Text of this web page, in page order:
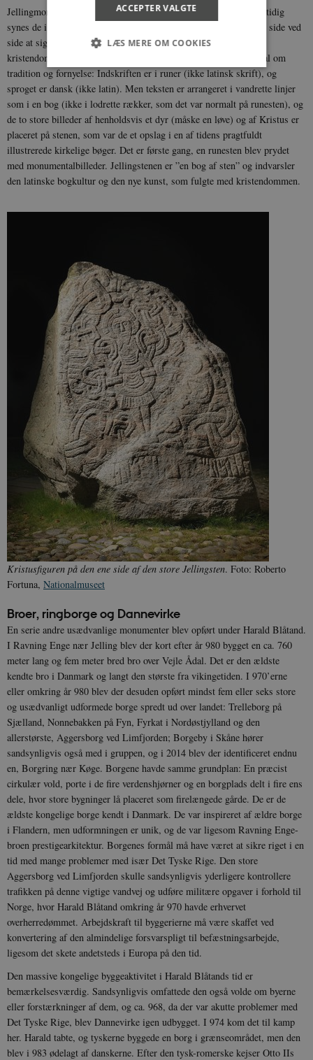
Jellingmonumenterne signalerer et nyt syn på kongemagten. Samtidig
synes de i den sidste udformning med hedenske og kristne anlæg side ved
side at signalere et politisk budskab om glidende overgang til
kristendommen. Den store runesten giver et særlig markant signal om
tradition og fornyelse: Indskriften er i runer (ikke latinsk skrift), og
sproget er dansk (ikke latin). Men teksten er arrangeret i vandrette linjer
som i en bog (ikke i lodrette rækker, som det var normalt på runesten), og
de to store billeder af henholdsvis et dyr (måske en løve) og af Kristus er
placeret på stenen, som var de et opslag i en af tidens pragtfuldt
illustrerede kirkelige bøger. Det er første gang, en runesten blev prydet
med monumentalbilleder. Jellingstenen er ”en bog af sten” og indvarsler
den latinske bogkultur og den nye kunst, som fulgte med kristendommen.
Kristusfiguren på den ene side af den store Jellingsten. Foto: Roberto
Fortuna, Nationalmuseet
Broer, ringborge og Dannevirke
En serie andre usædvanlige monumenter blev opført under Harald Blåtand.
I Ravning Enge nær Jelling blev der kort efter år 980 bygget en ca. 760
meter lang og fem meter bred bro over Vejle Ådal. Det er den ældste
kendte bro i Danmark og langt den største fra vikingetiden. I 970’erne
eller omkring år 980 blev der desuden opført mindst fem eller seks store
og usædvanligt udformede borge spredt ud over landet: Trelleborg på
Sjælland, Nonnebakken på Fyn, Fyrkat i Nordøstjylland og den
allerstørste, Aggersborg ved Limfjorden; Borgeby i Skåne hører
sandsynligvis også med i gruppen, og i 2014 blev der identificeret endnu
en, Borgring nær Køge. Borgene havde samme grundplan: En præcist
cirkulær vold, porte i de fire verdenshjørner og en borgplads delt i fire ens
dele, hvor store bygninger lå placeret som firelængede gårde. De er de
ældste kongelige borge kendt i Danmark. De var inspireret af ældre borge
i Flandern, men udformningen er unik, og de var ligesom Ravning Enge-
broen prestigearkitektur. Borgenes formål må have været at sikre riget i en
tid med mange problemer med især Det Tyske Rige. Den store
Aggersborg ved Limfjorden skulle sandsynligvis yderligere kontrollere
trafikken på denne vigtige vandvej og udføre militære opgaver i forhold til
Norge, hvor Harald Blåtand omkring år 970 havde erhvervet
overherredømmet. Arbejdskraft til byggerierne må være skaffet ved
konvertering af den almindelige forsvarspligt til befæstningsarbejde,
ligesom det skete andetsteds i Europa på den tid.
Den massive kongelige byggeaktivitet i Harald Blåtands tid er
bemærkelsesværdig. Sandsynligvis omfattede den også volde om byerne
eller forstærkninger af dem, og ca. 968, da der var akutte problemer med
Det Tyske Rige, blev Dannevirke igen udbygget. I 974 kom det til kamp
her. Harald tabte, og tyskerne byggede en borg i grænseområdet, men den
blev i 983 ødelagt af danskerne. Efter den tysk-romerske kejser Otto IIs
ACCEPTER VALGTE
LÆS MERE OM COOKIES
Nødvendige Statistiske
Marketing
Funktionelle
Uklassificerede
Nødvendige cookies hjælper med at gøre
hjemmesiden brugbar ved at aktivere nogle
grundlæggende funktioner som navigation mm.
Hjemmesiden kan ikke fungerer uden disse
cookies.
sp_t
Spotify Inc.
.spotify.com
sp_landing
Spotify Inc.
.spotify.com
JSESSIONID
Oracle Corporation
.nr-data.net
CookieScriptConsent
CookieScript
XSRF-TOKEN danmarkshistoriendk.h5p.com
__cf_bm
Cloudflare Inc.
.vimeo.com
30
Navn Udbyder / Domæne Udløb
nmstat
Siteimprove A/S
.danmarkshistorien.dk
1 år 1
måned
Navn
Udbyder /
Domæne
Udløb
VISITOR_INFO1_LIVE
Google LLC
.youtube.com
måneder
Denne cookie
indstilles af
for at holde
for Youtube-
videoer, der
Udbyder /
Domæne
cf_clearance
Cloudflare,
.podbean.com
1 år Podbean
Navn
Udbyder /
Domæne
_cfuvid .vimeo.com
Session
VISITOR_PRIVACY_METADATA
YouTube
.youtube.com
6
måneder